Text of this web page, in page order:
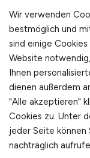
Orientierung
beruflichen
Signale,
priorisiert
Jobfinder, der
Wir verwenden
bestmöglich und
sind einige
Website
Ihnen
dienen außerdem
"Alle akzeptieren"
Cookies zu. Unter
jeder Seite können
nachträglich